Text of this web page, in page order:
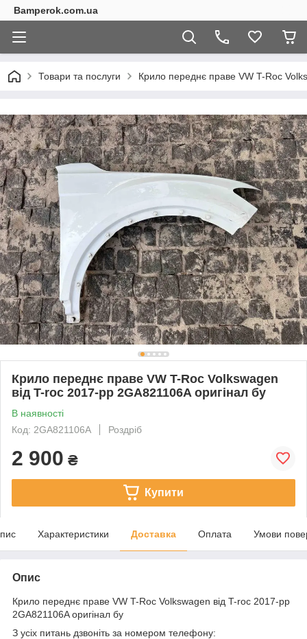
Bamperok.com.ua
Товари та послуги Крило переднє праве VW T-Roc
Крило переднє праве VW T-Roc Volkswagen
від T-roc 2017-рр 2GA821106A оригінал бу
В наявності
Код: 2GA821106A
Роздріб
2 900 ₴
Купити
Характеристики Доставка Оплата Умови
Опис
Крило переднє праве VW T-Roc Volkswagen від T-roc 2017-рр
2GA821106A оригінал бу
З усіх питань дзвоніть за номером телефону: